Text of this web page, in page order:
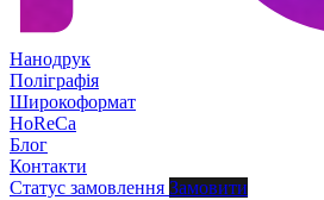
Нанодрук
Поліграфія
Широкоформат
HoReCa
Блог
Контакти
Статус замовлення Замовити